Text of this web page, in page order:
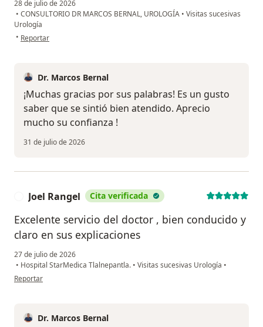
28 de julio de 2026
• CONSULTORIO DR MARCOS BERNAL, UROLOGÍA • Visitas sucesivas
Urología
• en opinión del usuario Mario Garnica
Reportar
Dr. Marcos Bernal
¡Muchas gracias por sus palabras! Es un gusto
saber que se sintió bien atendido. Aprecio
mucho su confianza !
31 de julio de 2026
Joel Rangel Cita verificada
Excelente servicio del doctor , bien conducido y
claro en sus explicaciones
27 de julio de 2026
• Hospital StarMedica Tlalnepantla. • Visitas sucesivas Urología •
en opinión del usuario Joel Rangel
Reportar
Dr. Marcos Bernal